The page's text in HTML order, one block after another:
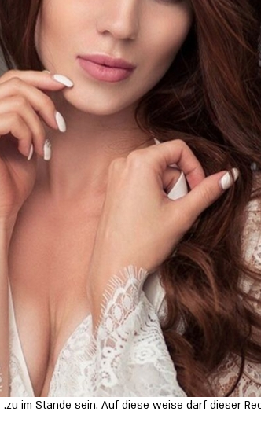
zu im Stande sein. Auf diese weise darf dieser